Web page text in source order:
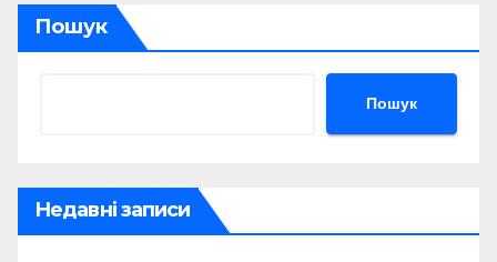
Пошук
Пошук
Недавні записи